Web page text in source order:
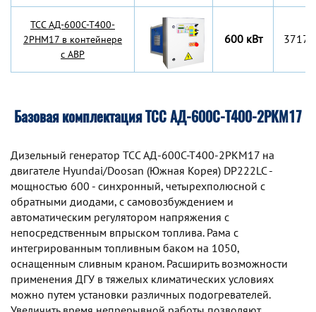
TCC АД-600С-Т400-
2РНМ17 в контейнере
с АВР
600 кВт
Базовая комплектация ТСС АД-600С-Т400-2РКМ17
Дизельный генератор TCC АД-600С-Т400-2РКМ17 на
двигателе Hyundai/Doosan (Южная Корея) DP222LC -
мощностью 600 - синхронный, четырехполюсной с
обратными диодами, с самовозбуждением и
автоматическим регулятором напряжения с
непосредственным впрыском топлива. Рама с
интегрированным топливным баком на 1050,
оснащенным сливным краном. Расширить возможности
применения ДГУ в тяжелых климатических условиях
можно путем установки различных подогревателей.